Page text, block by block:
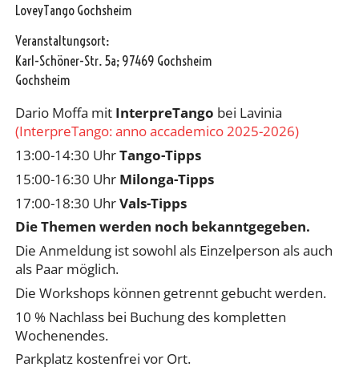
LoveyTango Gochsheim
Veranstaltungsort:
Karl-Schöner-Str. 5a; 97469 Gochsheim
Gochsheim
Dario Moffa mit InterpreTango bei Lavinia
(InterpreTango: anno accademico 2025-2026)
13:00-14:30 UhrTango-Tipps
15:00-16:30 Uhr Milonga-Tipps
17:00-18:30 UhrVals-Tipps
Die Themen werden noch bekanntgegeben.
Die Anmeldung ist sowohl als Einzelperson als auch
als Paar möglich.
Die Workshops können getrennt gebucht werden.
10 % Nachlass bei Buchung des kompletten
Wochenendes.
Parkplatz kostenfrei vor Ort.